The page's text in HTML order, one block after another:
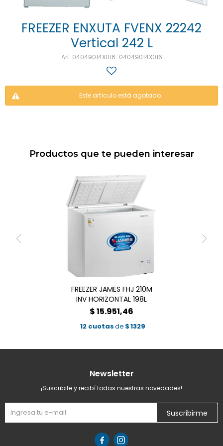
FREEZER ENXUTA FVENX 22242
Vertical 242 L
04049014X016-04049014X016
Este artículo está agotado.
Productos que te pueden interesar
FREEZER JAMES FHJ 210M
INV HORIZONTAL 198L
$15.951,46
12 cuotasde $1329
Newsletter
¡Suscribite y recibí todas nuestras novedades!
Suscribirme
 